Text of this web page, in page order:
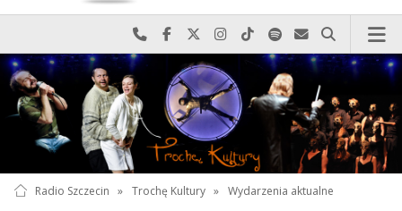
Najlepiej po prostu do nas zadzwoń
Odwiedź nas na Facebook-u
Odwiedź nas na X
Odwiedź nas na Instagram-ie
Odwiedź nas na TikTok-u
Szukaj nas na Spotify
Wyślij do nas
Szukaj
Radio Szczecin » Trochę Kultury » Wydarzenia aktualne